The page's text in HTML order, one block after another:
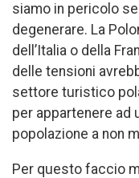
siamo in pericolo
degenerare. La
dell’Italia o della
delle tensioni
settore turistico
per appartenere ad
popolazione a non
Per questo faccio